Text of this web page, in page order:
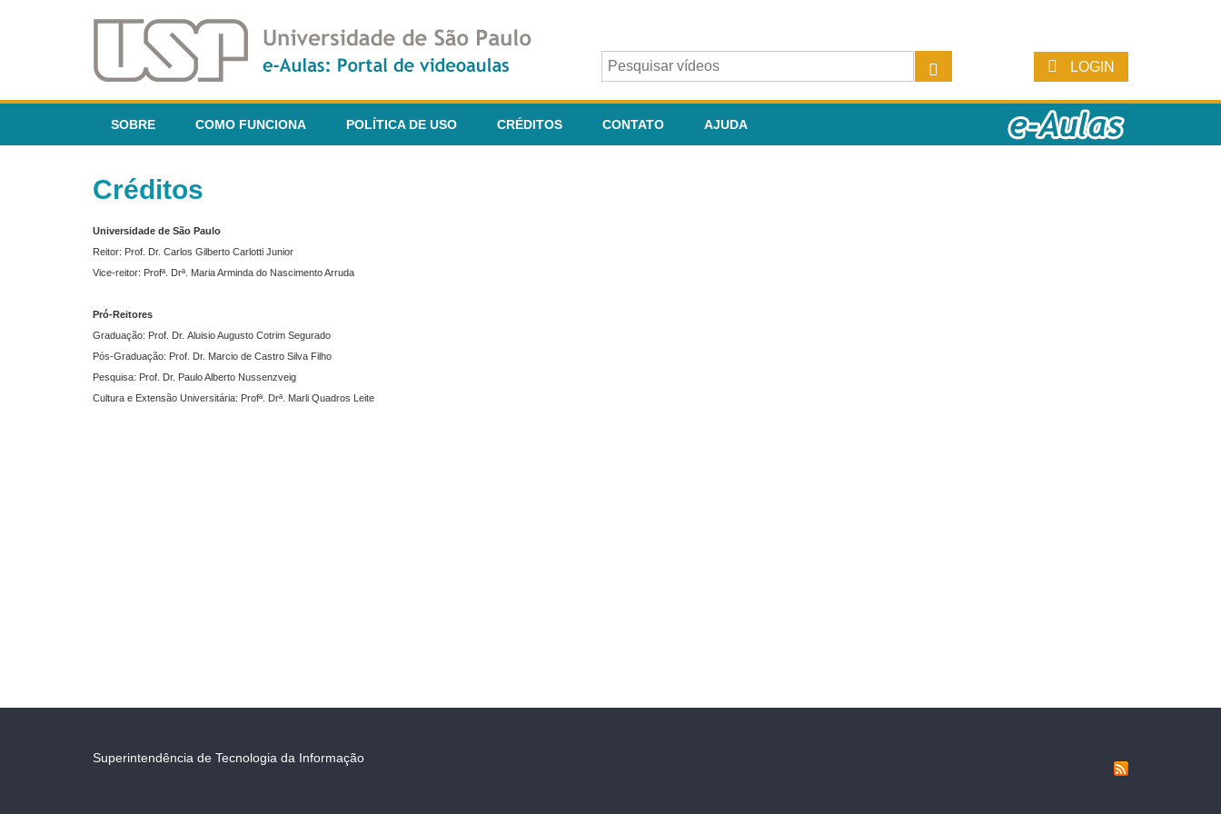
LOGIN
SOBRE COMO FUNCIONA POLÍTICA DE USO CRÉDITOS CONTATO AJUDA
Créditos
Universidade de São Paulo
Reitor: Prof. Dr. Carlos Gilberto Carlotti Junior
Vice-reitor: Profª. Drª. Maria Arminda do Nascimento Arruda
Pró-Reitores
Graduação: Prof. Dr. Aluisio Augusto Cotrim Segurado
Pós-Graduação: Prof. Dr. Marcio de Castro Silva Filho
Pesquisa: Prof. Dr. Paulo Alberto Nussenzveig
Cultura e Extensão Universitária: Profª. Drª. Marli Quadros Leite
Superintendência de Tecnologia da Informação